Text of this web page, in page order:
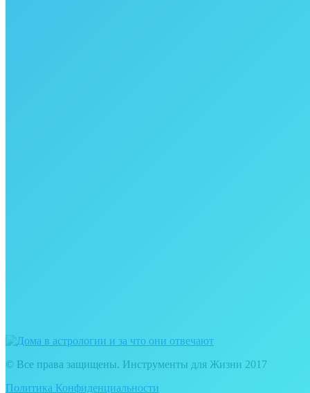
© Все права защищены. Инструменты для Жизни 2017
Политика Конфиденциальности